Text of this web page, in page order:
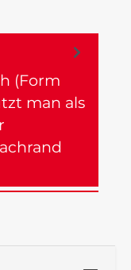
(Form
man als